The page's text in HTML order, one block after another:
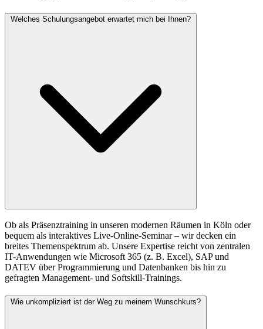
Welches Schulungsangebot erwartet mich bei Ihnen?
Ob als Präsenztraining in unseren modernen Räumen in Köln oder
bequem als interaktives Live-Online-Seminar – wir decken ein
breites Themenspektrum ab. Unsere Expertise reicht von zentralen
IT-Anwendungen wie Microsoft 365 (z. B. Excel), SAP und
DATEV über Programmierung und Datenbanken bis hin zu
gefragten Management- und Softskill-Trainings.
Wie unkompliziert ist der Weg zu meinem Wunschkurs?